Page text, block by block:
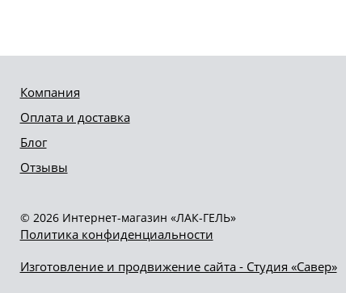
Компания
Оплата и доставка
Блог
Отзывы
© 2026 Интернет-магазин «ЛАК-ГЕЛЬ»
Политика конфиденциальности
Изготовление и продвижение сайта - Студия «Савер»